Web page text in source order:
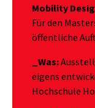
Mobility
Für den
öffentliche
_Was:
eigens
Hochschule